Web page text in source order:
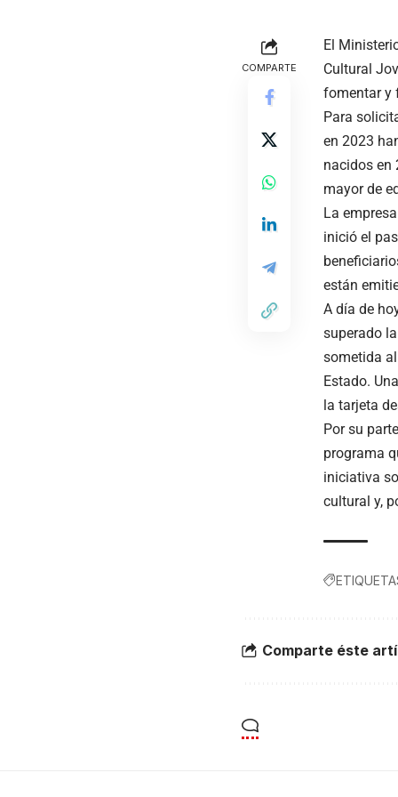
COMPARTE
El
Cultural
fomentar y
Para
en 2023
nacidos en
mayor de
La
inició el
están
A día de
superado
sometida
Estado.
la tarjeta
Por su
programa
iniciativa
cultural y,
Comparte éste